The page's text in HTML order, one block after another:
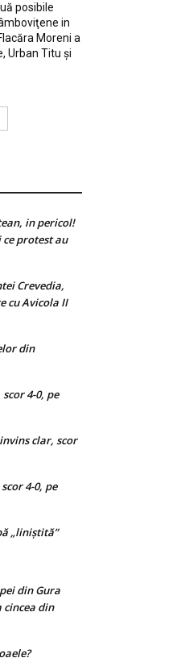
posibile
in
Moreni a
Urban Titu şi
in pericol!
ce protest au
Crevedia,
cu Avicola II
din
4-0, pe
clar, scor
4-0, pe
„liniştită”
din Gura
cincea din